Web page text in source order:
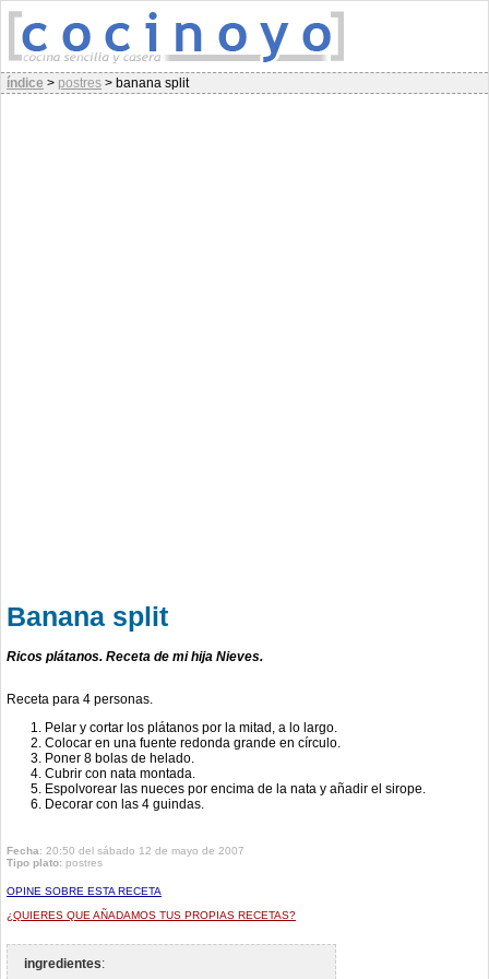
índice > postres > banana split
Banana split
Ricos plátanos. Receta de mi hija Nieves.
Receta para 4 personas.
Pelar y cortar los plátanos por la mitad, a lo largo.
Colocar en una fuente redonda grande en círculo.
Poner 8 bolas de helado.
Cubrir con nata montada.
Espolvorear las nueces por encima de la nata y añadir el sirope.
Decorar con las 4 guindas.
Fecha: 20:50 del sábado 12 de mayo de 2007
Tipo plato: postres
OPINE SOBRE ESTA RECETA
¿QUIERES QUE AÑADAMOS TUS PROPIAS RECETAS?
ingredientes: